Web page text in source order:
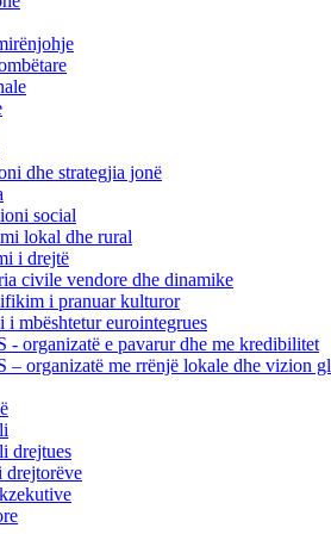
dhe strategjia jonë
social
lokal dhe rural
i drejtë
civile vendore dhe dinamike
i pranuar kulturor
i mbështetur eurointegrues
- organizatë e pavarur dhe me kredibilitet
– organizatë me rrënjë lokale dhe vizion
drejtues
drejtorëve